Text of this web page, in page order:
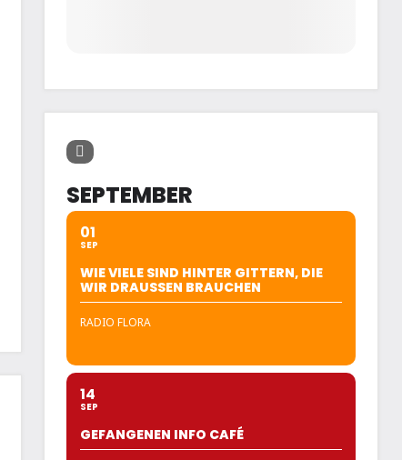
SEPTEMBER
01
SEP
WIE VIELE SIND HINTER GITTERN, DIE
WIR DRAUSSEN BRAUCHEN
RADIO FLORA
14
SEP
GEFANGENEN INFO CAFÉ